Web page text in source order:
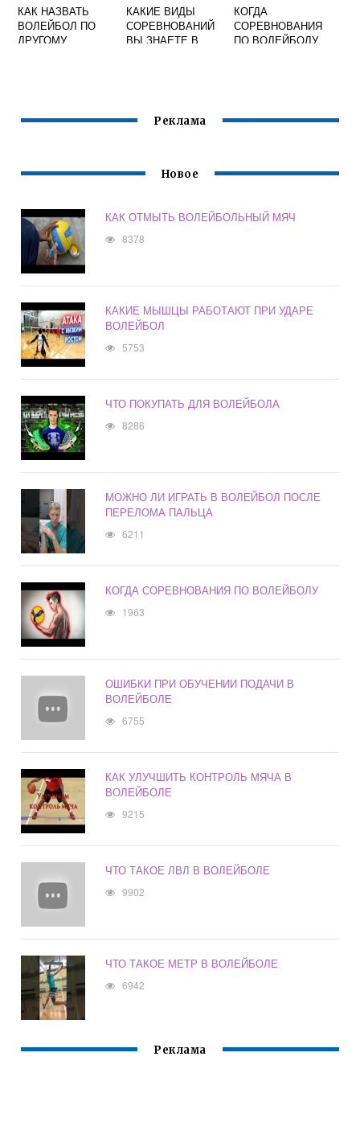
КАК НАЗВАТЬ
ВОЛЕЙБОЛ ПО
ДРУГОМУ
КАКИЕ ВИДЫ
СОРЕВНОВАНИЙ
ВЫ ЗНАЕТЕ В
КОГДА
СОРЕВНОВАНИЯ
ПО ВОЛЕЙБОЛУ
Реклама
Новое
КАК ОТМЫТЬ ВОЛЕЙБОЛЬНЫЙ МЯЧ
8378
КАКИЕ МЫШЦЫ РАБОТАЮТ ПРИ УДАРЕ
ВОЛЕЙБОЛ
5753
ЧТО ПОКУПАТЬ ДЛЯ ВОЛЕЙБОЛА
8286
МОЖНО ЛИ ИГРАТЬ В ВОЛЕЙБОЛ ПОСЛЕ
ПЕРЕЛОМА ПАЛЬЦА
6211
КОГДА СОРЕВНОВАНИЯ ПО ВОЛЕЙБОЛУ
1963
ОШИБКИ ПРИ ОБУЧЕНИИ ПОДАЧИ В
ВОЛЕЙБОЛЕ
6755
КАК УЛУЧШИТЬ КОНТРОЛЬ МЯЧА В
ВОЛЕЙБОЛЕ
9215
ЧТО ТАКОЕ ЛВЛ В ВОЛЕЙБОЛЕ
9902
ЧТО ТАКОЕ МЕТР В ВОЛЕЙБОЛЕ
6942
Реклама